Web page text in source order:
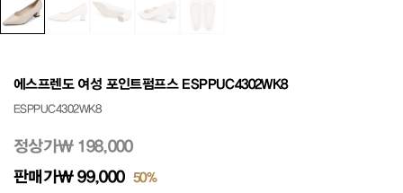
에스프렌도 여성 포인트펌프스 ESPPUC4302WK8
ESPPUC4302WK8
정상가₩ 198,000
판매가₩ 99,000 50%